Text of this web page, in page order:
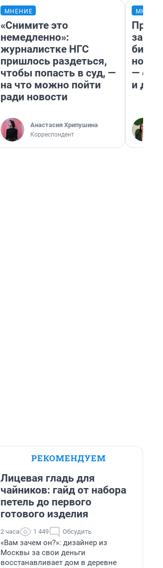
МНЕНИЕ
«Снимите это
немедленно»:
журналистке НГС
пришлось раздеться,
чтобы попасть в суд, —
на что можно пойти
ради новости
Анастасия Хрипушина
Корреспондент
— он
и
РЕКОМЕНДУЕМ
Лицевая гладь для
чайников: гайд от набора
петель до первого
готового изделия
2 часа 1 449 Обсудить
«Вам зачем он?»: дизайнер из
Москвы за свои деньги
восстанавливает дом в деревне